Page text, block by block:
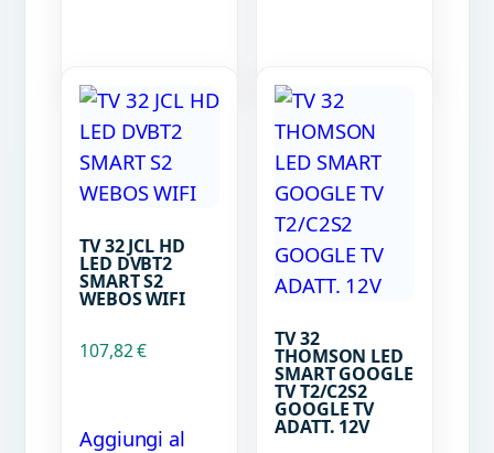
TV 32 JCL HD
LED DVBT2
SMART S2
WEBOS WIFI
107,82€
Aggiungi al
TV 32
THOMSON LED
SMART GOOGLE
TV T2/C2S2
GOOGLE TV
ADATT. 12V